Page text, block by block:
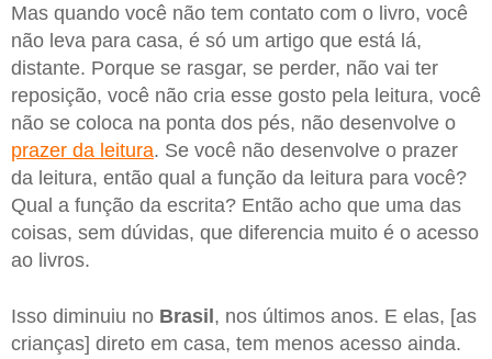
Mas quando você não tem contato com o livro, você
não leva para casa, é só um artigo que está lá,
distante. Porque se rasgar, se perder, não vai ter
reposição, você não cria esse gosto pela leitura, você
não se coloca na ponta dos pés, não desenvolve o
prazer da leitura. Se você não desenvolve o prazer
da leitura, então qual a função da leitura para você?
Qual a função da escrita? Então acho que uma das
coisas, sem dúvidas, que diferencia muito é o acesso
ao livros.
Isso diminuiu no Brasil , nos últimos anos. E elas, [as
crianças] direto em casa, tem menos acesso ainda.